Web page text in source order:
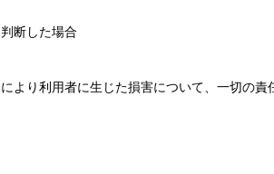
断した場合
より利用者に生じた損害について、一切の責